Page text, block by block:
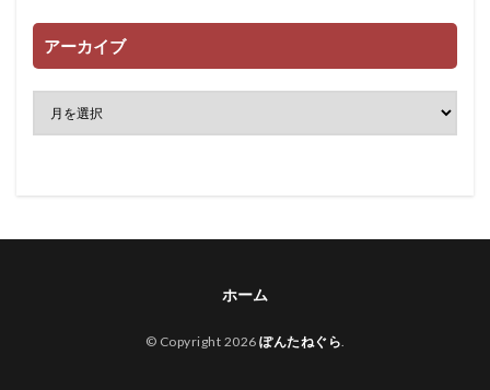
アーカイブ
ホーム
© Copyright 2026 ぽんたねぐら